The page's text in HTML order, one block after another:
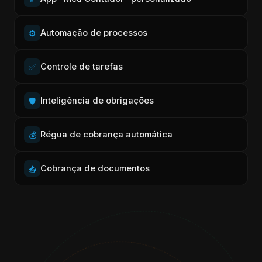
⚙️ Automação de processos
✅ Controle de tarefas
🛡️ Inteligência de obrigações
💰 Régua de cobrança automática
📥 Cobrança de documentos